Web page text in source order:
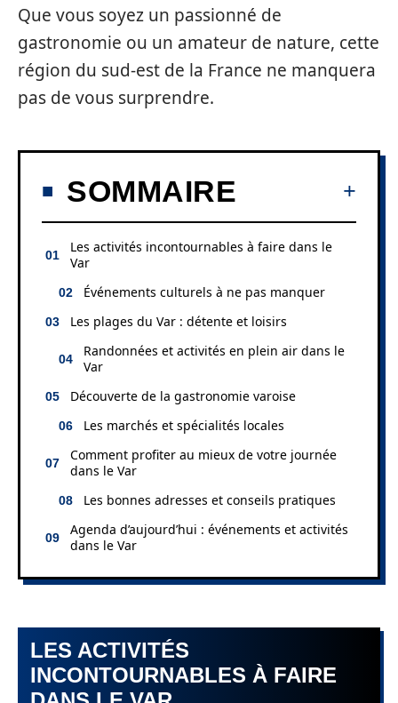
Que vous soyez un passionné de
gastronomie ou un amateur de nature, cette
région du sud-est de la France ne manquera
pas de vous surprendre.
SOMMAIRE
Les activités incontournables à faire dans le
Var
Événements culturels à ne pas manquer
Les plages du Var : détente et loisirs
Randonnées et activités en plein air dans le
Var
Découverte de la gastronomie varoise
Les marchés et spécialités locales
Comment profiter au mieux de votre journée
dans le Var
Les bonnes adresses et conseils pratiques
Agenda d’aujourd’hui : événements et activités
dans le Var
LES ACTIVITÉS
INCONTOURNABLES À FAIRE